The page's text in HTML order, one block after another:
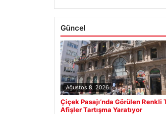
Güncel
Ağustos 8, 2026
Çiçek Pasajı’nda Görülen Renkli
Afişler Tartışma Yaratıyor